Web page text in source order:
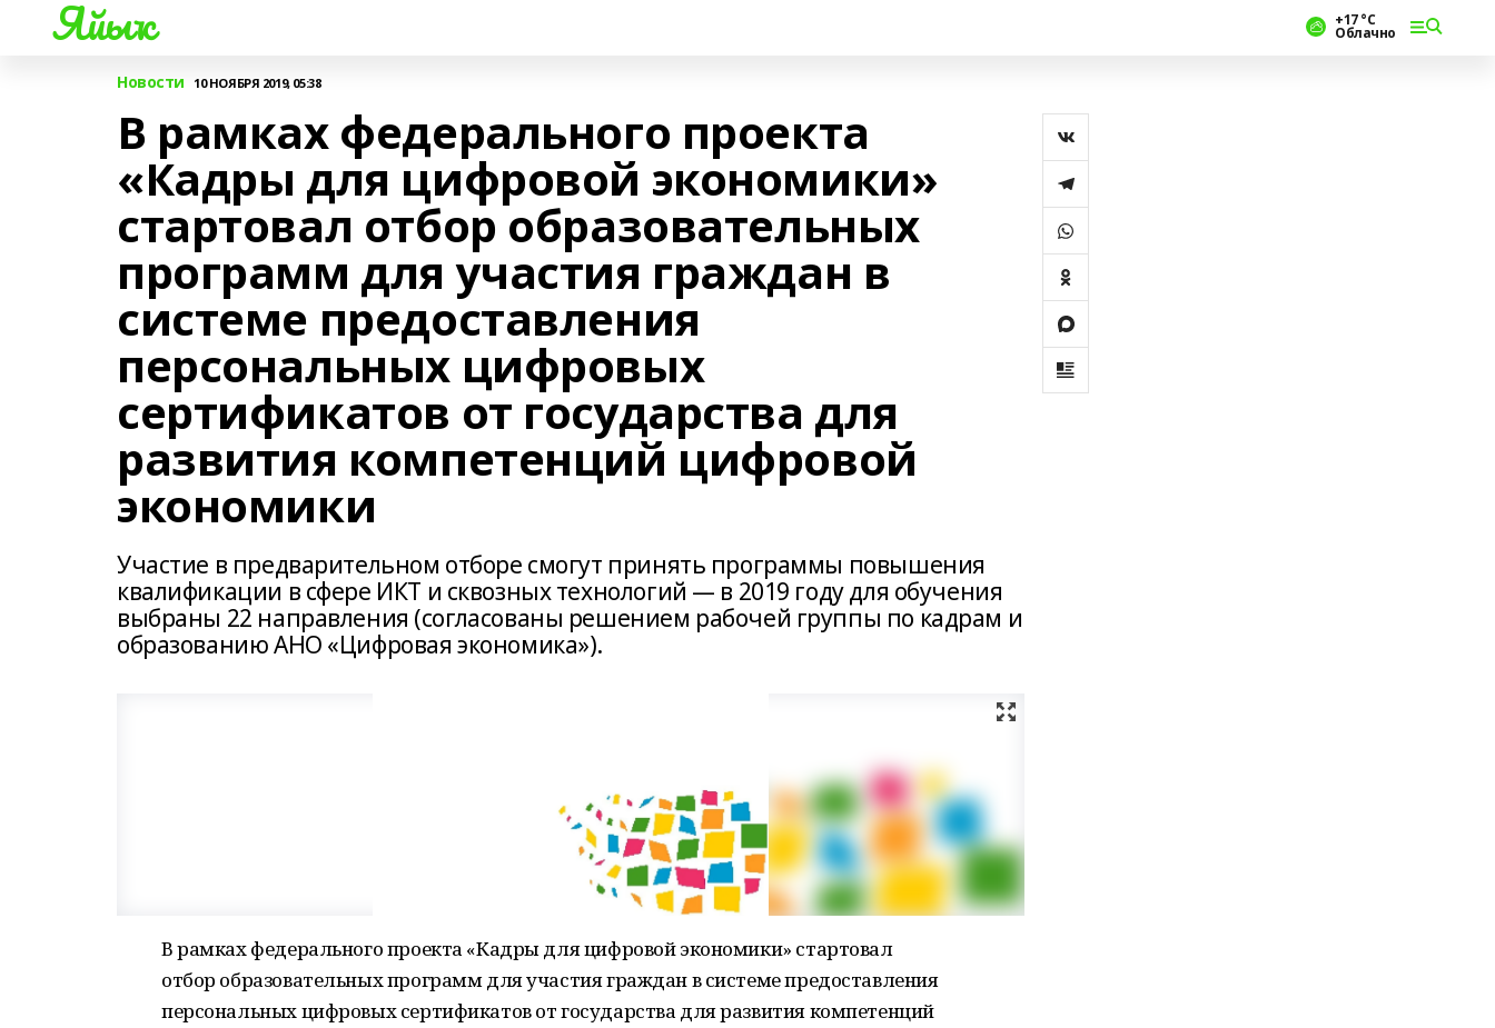
Яйыҡ +17 °С
Облачно
Новости 10 НОЯБРЯ 2019, 05:38
В рамках федерального проекта
«Кадры для цифровой экономики»
стартовал отбор образовательных
программ для участия граждан в
системе предоставления
персональных цифровых
сертификатов от государства для
развития компетенций цифровой
экономики
Участие в предварительном отборе смогут принять программы повышения
квалификации в сфере ИКТ и сквозных технологий — в 2019 году для обучения
выбраны 22 направления (согласованы решением рабочей группы по кадрам и
образованию АНО «Цифровая экономика»).
В рамках федерального проекта «Кадры для цифровой экономики» стартовал
отбор образовательных программ для участия граждан в системе предоставления
персональных цифровых сертификатов от государства для развития компетенций